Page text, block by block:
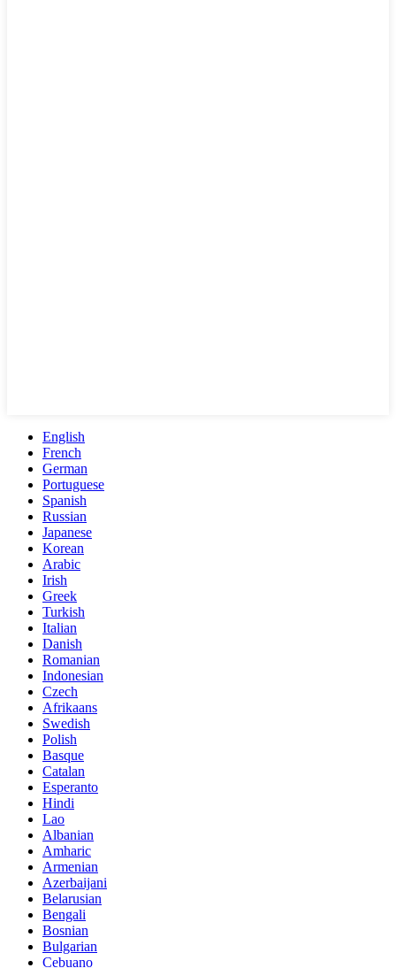
English
French
German
Portuguese
Spanish
Russian
Japanese
Korean
Arabic
Irish
Greek
Turkish
Italian
Danish
Romanian
Indonesian
Czech
Afrikaans
Swedish
Polish
Basque
Catalan
Esperanto
Hindi
Lao
Albanian
Amharic
Armenian
Azerbaijani
Belarusian
Bengali
Bosnian
Bulgarian
Cebuano